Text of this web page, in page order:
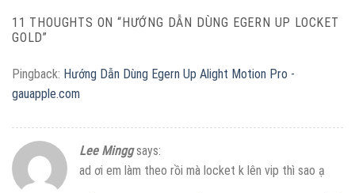
11 THOUGHTS ON “ HƯỚNG DẪN DÙNG EGERN UP LOCKET
GOLD”
Pingback: Hướng Dẫn Dùng Egern Up Alight Motion Pro -
gauapple.com
Lee Mingg says:
ad ơi em làm theo rồi mà locket k lên vip thì sao ạ